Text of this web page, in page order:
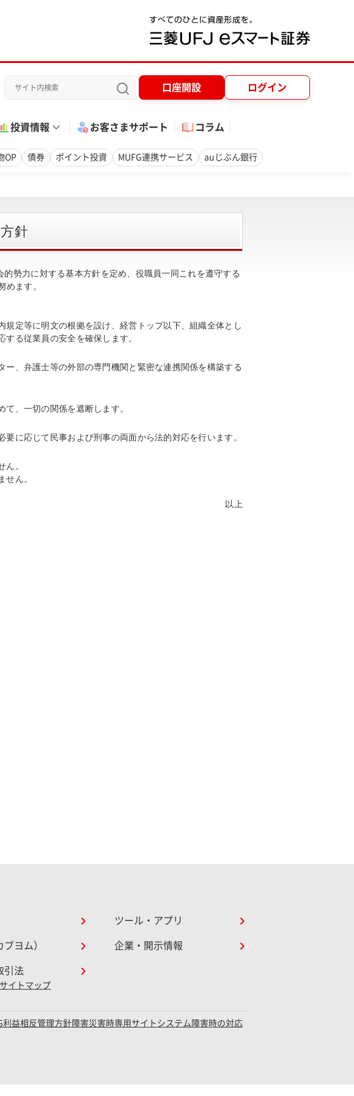
口座開設 ログイン
投資情報 お客さまサポート コラム
OP 債券 ポイント投資 MUFG連携サービス auじぶん銀行
針
勢力に対する基本方針を定め、役職員一同これを遵守する
めます。
規定等に明文の根拠を設け、経営トップ以下、組織全体とし
る従業員の安全を確保します。
ー、弁護士等の外部の専門機関と緊密な連携関係を構築する
、一切の関係を遮断します。
に応じて民事および刑事の両面から法的対応を行います。
ん。
せん。
以上
ツール・アプリ
ヨム） 企業・開示情報
引法
サイトマップ
利益相反管理方針障害災害時専用サイト システム障害時の対応